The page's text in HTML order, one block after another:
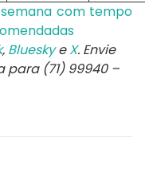
com tempo
, BlueskyeX. Envie
(71) 99940 –